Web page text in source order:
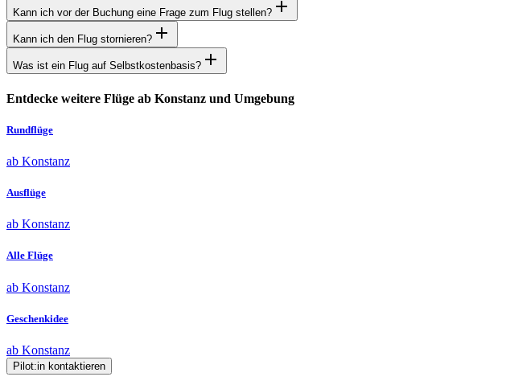
Kann ich vor der Buchung eine Frage zum Flug stellen?
Kann ich den Flug stornieren?
Was ist ein Flug auf Selbstkostenbasis?
Entdecke weitere Flüge ab Konstanz und Umgebung
Rundflüge
ab Konstanz
Ausflüge
ab Konstanz
Alle Flüge
ab Konstanz
Geschenkidee
ab Konstanz
Pilot:in kontaktieren